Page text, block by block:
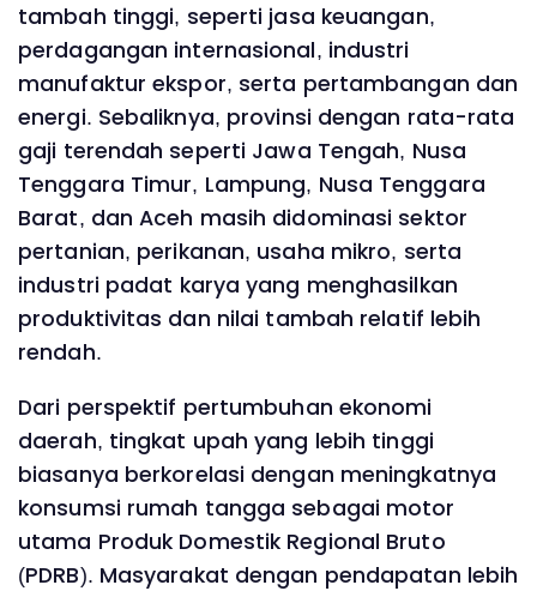
tambah tinggi, seperti jasa keuangan,
perdagangan internasional, industri
manufaktur ekspor, serta pertambangan dan
energi. Sebaliknya, provinsi dengan rata-rata
gaji terendah seperti Jawa Tengah, Nusa
Tenggara Timur, Lampung, Nusa Tenggara
Barat, dan Aceh masih didominasi sektor
pertanian, perikanan, usaha mikro, serta
industri padat karya yang menghasilkan
produktivitas dan nilai tambah relatif lebih
rendah.
Dari perspektif pertumbuhan ekonomi
daerah, tingkat upah yang lebih tinggi
biasanya berkorelasi dengan meningkatnya
konsumsi rumah tangga sebagai motor
utama Produk Domestik Regional Bruto
(PDRB). Masyarakat dengan pendapatan lebih